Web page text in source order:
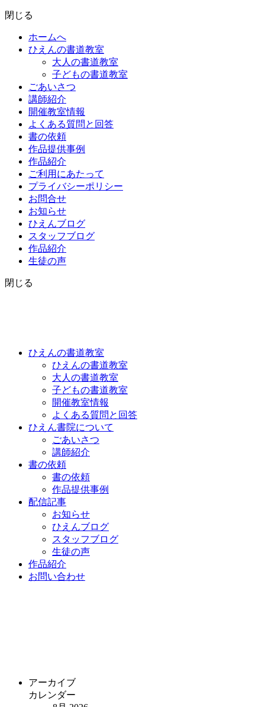
閉じる
ホームへ
ひえんの書道教室
大人の書道教室
子どもの書道教室
ごあいさつ
講師紹介
開催教室情報
よくある質問と回答
書の依頼
作品提供事例
作品紹介
ご利用にあたって
プライバシーポリシー
お問合せ
お知らせ
ひえんブログ
スタッフブログ
作品紹介
生徒の声
閉じる
ひえんの書道教室
ひえんの書道教室
大人の書道教室
子どもの書道教室
開催教室情報
よくある質問と回答
ひえん書院について
ごあいさつ
講師紹介
書の依頼
書の依頼
作品提供事例
配信記事
お知らせ
ひえんブログ
スタッフブログ
生徒の声
作品紹介
お問い合わせ
アーカイブ
カレンダー